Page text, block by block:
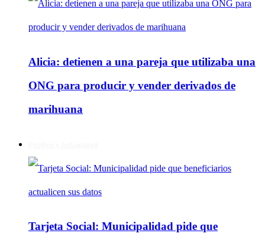
Alicia: detienen a una pareja que utilizaba una
ONG para producir y vender derivados de
marihuana
Tarjeta Social: Municipalidad pide que